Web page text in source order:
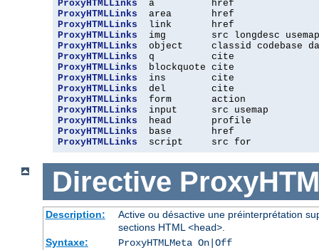
ProxyHTMLLinks
ProxyHTMLLinks
ProxyHTMLLinks
ProxyHTMLLinks
ProxyHTMLLinks
ProxyHTMLLinks
ProxyHTMLLinks
ProxyHTMLLinks
ProxyHTMLLinks
ProxyHTMLLinks
ProxyHTMLLinks
ProxyHTMLLinks
ProxyHTMLLinks
ProxyHTMLLinks
  script     src for
Directive
Description:
Active ou désactive une préinterprétation
sections HTML<head>.
Syntaxe:
ProxyHTMLMeta On|Off